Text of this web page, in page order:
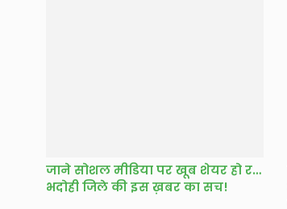
जाने सोशल मीडिया पर खूब शेयर हो रही
भदोही जिले की इस ख़बर का सच!